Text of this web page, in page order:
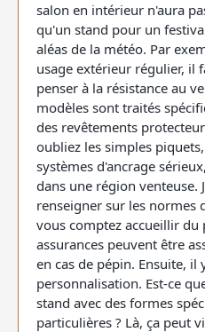
salon en intérieur n'aura
qu'un stand pour un
aléas de la météo. Par
usage extérieur régulier, il
penser à la résistance au
modèles sont traités
des revêtements
oubliez les simples
systèmes d'ancrage
dans une région venteuse.
renseigner sur les normes
vous comptez accueillir
assurances peuvent être
en cas de pépin. Ensuite, il
personnalisation. Est-ce
stand avec des formes
particulières ? Là, ça peut